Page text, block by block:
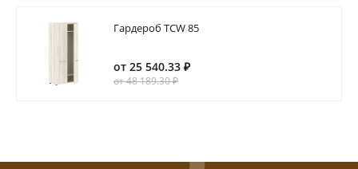
Гардероб TCW 85
от 25 540.33 ₽
от 48 189.30 ₽